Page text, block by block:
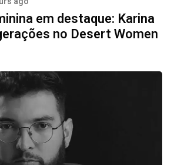
em destaque: Karina
no Desert Women